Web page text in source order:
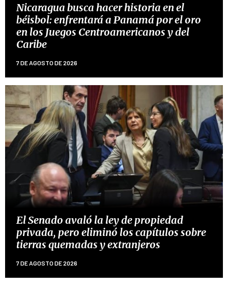
Nicaragua busca hacer historia en el
béisbol: enfrentará a Panamá por el oro
en los Juegos Centroamericanos y del
Caribe
7 DE AGOSTO DE 2026
El Senado avaló la ley de propiedad
privada, pero eliminó los capítulos sobre
tierras quemadas y extranjeros
7 DE AGOSTO DE 2026